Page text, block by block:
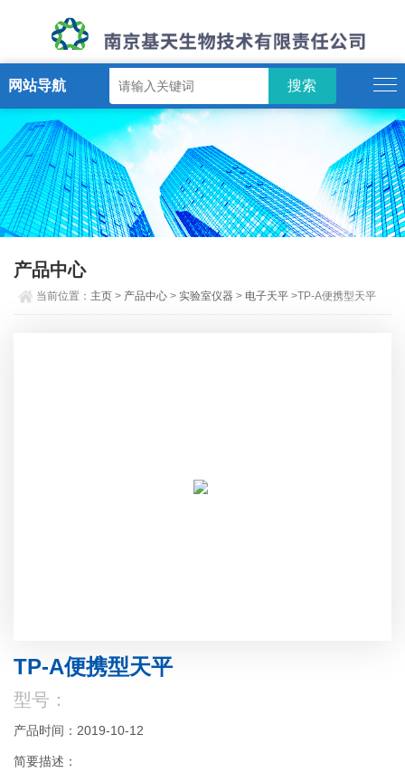
网站导航
产品中心
当前位置： 主页 > 产品中心 >实验室仪器 > 电子天平 >TP-A便携型天平
TP-A便携型天平
型号：
产品时间：2019-10-12
简要描述：